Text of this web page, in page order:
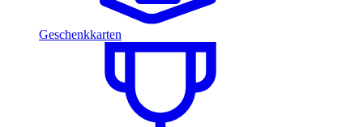
Geschenkkarten